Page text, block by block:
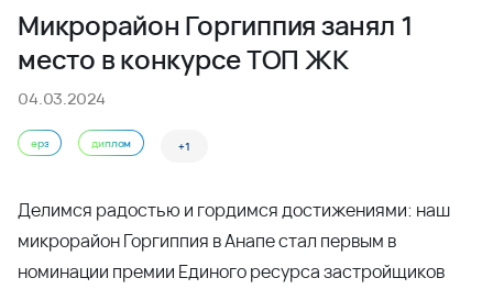
Микрорайон Горгиппия занял 1
место в конкурсе ТОП ЖК
04.03.2024
ерз диплом +1
Делимся радостью и гордимся достижениями: наш
микрорайон Горгиппия в Анапе стал первым в
номинации премии Единого ресурса застройщиков